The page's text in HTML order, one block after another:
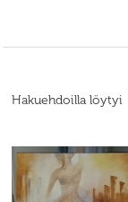
Hakuehdoilla löytyi